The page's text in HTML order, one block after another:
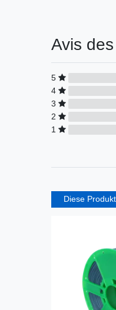
Avis
5
4
3
2
1
Diese